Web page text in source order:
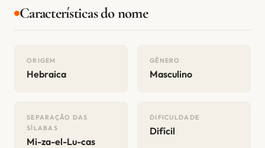
Características do nome
ORIGEM
Hebraica
GÊNERO
Masculino
SEPARAÇÃO DAS
SÍLABAS
Mi-za-el-Lu-cas
DIFICULDADE
Difícil